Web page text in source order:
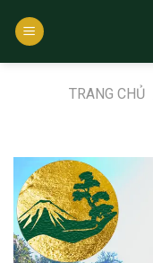
qua
TRANG CHỦ